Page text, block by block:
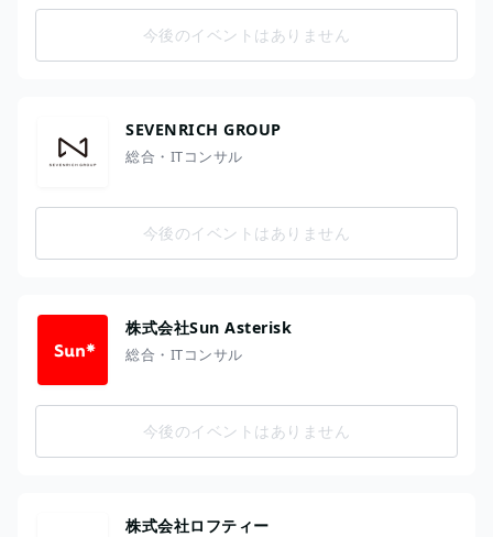
今後のイベントはありません
SEVENRICH GROUP
総合・ITコンサル
今後のイベントはありません
株式会社Sun Asterisk
総合・ITコンサル
今後のイベントはありません
株式会社ロフティー